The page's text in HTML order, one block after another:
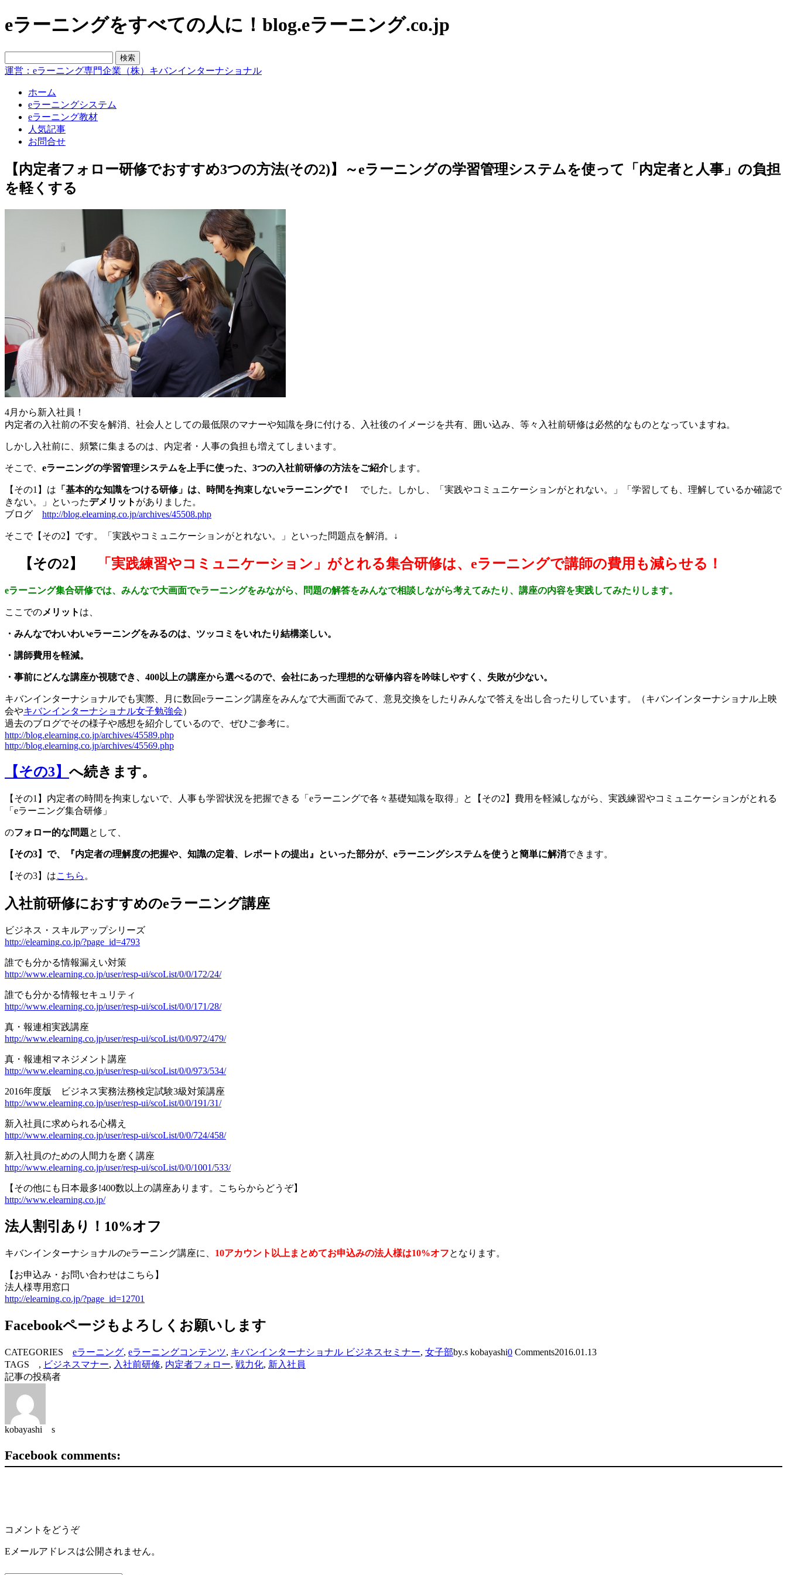
eラーニングをすべての人に！blog.eラーニング.co.jp
運営：eラーニング専門企業（株）キバンインターナショナル
ホーム
eラーニングシステム
eラーニング教材
人気記事
お問合せ
【内定者フォロー研修でおすすめ3つの方法(その2)】～eラーニングの学習管理システムを使って「内定者と人事」の負担
を軽くする
4月から新入社員！
内定者の入社前の不安を解消、社会人としての最低限のマナーや知識を身に付ける、入社後のイメージを共有、囲い込み、等々入社前研修は必然的なものとなっていますね。
しかし入社前に、頻繁に集まるのは、内定者・人事の負担も増えてしまいます。
そこで、 eラーニングの学習管理システムを上手に使った、3つの入社前研修の方法をご紹介します。
【その1】は 「基本的な知識をつける研修」は、時間を拘束しないeラーニングで！
でした。しかし、「実践やコミュニケーションがとれない。」「学習しても、理解しているか確認で
きない。」といったデメリット がありました。
ブログ http://blog.elearning.co.jp/archives/45508.php
そこで【その2】です。「実践やコミュニケーションがとれない。」といった問題点を解消。↓
【その2】 「実践練習やコミュニケーション」がとれる集合研修は、eラーニングで講師の費用も減らせる！
eラーニング集合研修では、みんなで大画面でeラーニングをみながら、問題の解答をみんなで相談しながら考えてみたり、講座の内容を実践してみたりします。
ここでのメリット は、
・みんなでわいわいeラーニングをみるのは、ツッコミをいれたり結構楽しい。
・講師費用を軽減。
・事前にどんな講座か視聴でき、400以上の講座から選べるので、会社にあった理想的な研修内容を吟味しやすく、失敗が少ない。
キバンインターナショナルでも実際、月に数回eラーニング講座をみんなで大画面でみて、意見交換をしたりみんなで答えを出し合ったりしています。（キバンインターナショナル上映
会やキバンインターナショナル女子勉強会）
過去のブログでその様子や感想を紹介しているので、ぜひご参考に。
http://blog.elearning.co.jp/archives/45589.php
http://blog.elearning.co.jp/archives/45569.php
【その3】 へ続きます。
【その1】内定者の時間を拘束しないで、人事も学習状況を把握できる「eラーニングで各々基礎知識を取得」と【その2】費用を軽減しながら、実践練習やコミュニケーションがとれる
「eラーニング集合研修」
のフォロー的な問題として、
【その3】で、『内定者の理解度の把握や、知識の定着、レポートの提出』といった部分が、eラーニングシステムを使うと簡単に解消できます。
【その3】はこちら 。
入社前研修におすすめのeラーニング講座
ビジネス・スキルアップシリーズ
http://elearning.co.jp/?page_id=4793
誰でも分かる情報漏えい対策
http://www.elearning.co.jp/user/resp-ui/scoList/0/0/172/24/
誰でも分かる情報セキュリティ
http://www.elearning.co.jp/user/resp-ui/scoList/0/0/171/28/
真・報連相実践講座
http://www.elearning.co.jp/user/resp-ui/scoList/0/0/972/479/
真・報連相マネジメント講座
http://www.elearning.co.jp/user/resp-ui/scoList/0/0/973/534/
2016年度版 ビジネス実務法務検定試験3級対策講座
http://www.elearning.co.jp/user/resp-ui/scoList/0/0/191/31/
新入社員に求められる心構え
http://www.elearning.co.jp/user/resp-ui/scoList/0/0/724/458/
新入社員のための人間力を磨く講座
http://www.elearning.co.jp/user/resp-ui/scoList/0/0/1001/533/
【その他にも日本最多!400数以上の講座あります。こちらからどうぞ】
http://www.elearning.co.jp/
法人割引あり！10%オフ
キバンインターナショナルのeラーニング講座に、 10アカウント以上まとめてお申込みの法人様は10%オフとなります。
【お申込み・お問い合わせはこちら】
法人様専用窓口
http://elearning.co.jp/?page_id=12701
Facebookページもよろしくお願いします
CATEGORIES eラーニング, eラーニングコンテンツ, キバンインターナショナル ビジネスセミナー, 女子部by.s kobayashi0 Comments2016.01.13
TAGS , ビジネスマナー, 入社前研修, 内定者フォロー, 戦力化, 新入社員
記事の投稿者
kobayashi s
Facebook comments:
コメントをどうぞ
Eメールアドレスは公開されません。